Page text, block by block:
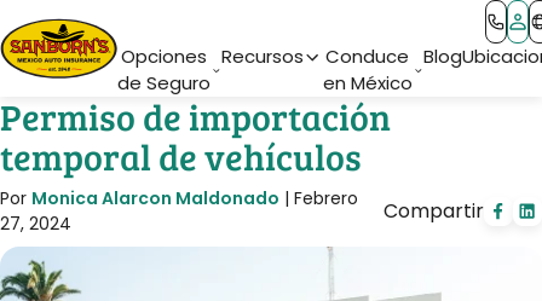
Main Navigation
Opciones
de Seguro
Recursos
Conduce
en México
Blog
Permiso de importación
temporal de vehículos
Por Monica Alarcon Maldonado | Febrero
27, 2024
Compartir